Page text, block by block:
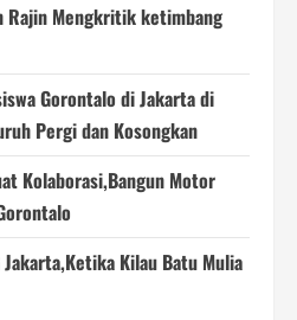
Rajin Mengkritik ketimbang
Gorontalo di Jakarta di
Pergi dan Kosongkan
Kolaborasi,Bangun Motor
Jakarta,Ketika Kilau Batu Mulia